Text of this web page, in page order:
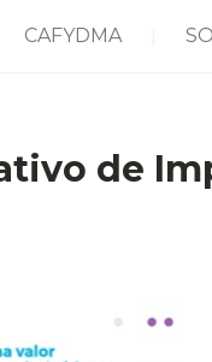
CAFYDMA
de